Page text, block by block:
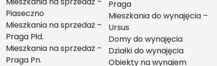
Piaseczno
Mieszkania na sprzedaż –
Praga Płd.
Mieszkania na sprzedaż –
Praga Pn.
Praga
Mieszkania do wynajęcia –
Ursus
Domy do wynajęcia
Działki do wynajęcia
Obiekty na wynajem